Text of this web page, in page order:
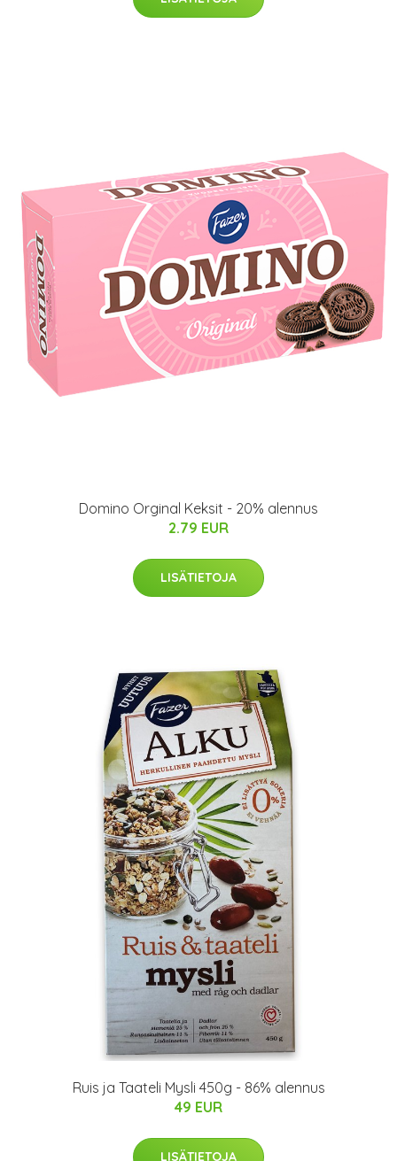
Domino Orginal Keksit - 20% alennus
2.79 EUR
LISÄTIETOJA
Ruis ja Taateli Mysli 450g - 86% alennus
49 EUR
LISÄTIETOJA